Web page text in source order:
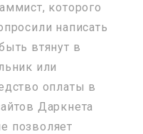
которого
написать
втянут в
или
оплаты в
Даркнета
позволяет